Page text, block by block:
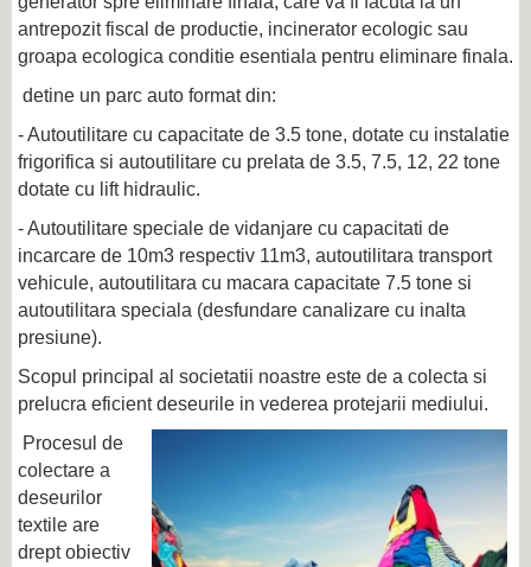
antrepozit fiscal de productie, incinerator ecologic sau
groapa ecologica conditie esentiala pentru eliminare finala.
detine un parc auto format din:
- Autoutilitare cu capacitate de 3.5 tone, dotate cu instalatie
frigorifica si autoutilitare cu prelata de 3.5, 7.5, 12, 22 tone
dotate cu lift hidraulic.
- Autoutilitare speciale de vidanjare cu capacitati de
incarcare de 10m3 respectiv 11m3, autoutilitara transport
vehicule, autoutilitara cu macara capacitate 7.5 tone si
autoutilitara speciala (desfundare canalizare cu inalta
presiune).
Scopul principal al societatii noastre este de a colecta si
prelucra eficient deseurile in vederea protejarii mediului.
Procesul de
colectare a
deseurilor
textile are
drept obiectiv